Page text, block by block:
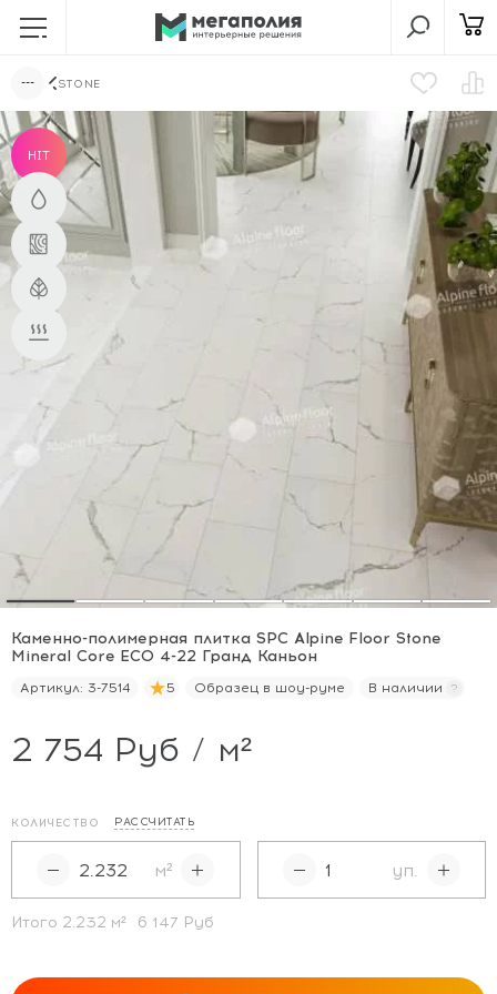
STONE
HIT
Каменно-полимерная плитка SPC Alpine Floor Stone
Mineral Core ECO 4-22 Гранд Каньон
Артикул: 3-7514 5 Образец в шоу-руме В наличии
2 754 Руб / м²
КОЛИЧЕСТВО РАССЧИТАТЬ
м² уп.
Итого 2.232 м² 6 147 Руб